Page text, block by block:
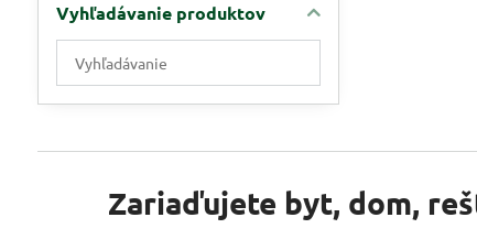
Vyhľadávanie produktov
Zadajte
požadovaný
rozmer-
farba,
Zariaďujete byt, dom,